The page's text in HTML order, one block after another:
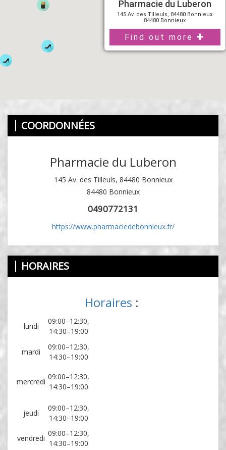
Pharmacie du Luberon
145 Av. des Tilleuls, 84480 Bonnieux
84480 Bonnieux
Find out more
COORDONNÉES
Pharmacie du Luberon
145 Av. des Tilleuls, 84480 Bonnieux
84480 Bonnieux
0490772131
https://www.pharmaciedebonnieux.fr/
HORAIRES
Horaires :
lundi
09:00–12:30,
14:30–19:00
mardi
09:00–12:30,
14:30–19:00
mercredi
09:00–12:30,
14:30–19:00
jeudi
09:00–12:30,
14:30–19:00
vendredi
09:00–12:30,
14:30–19:00